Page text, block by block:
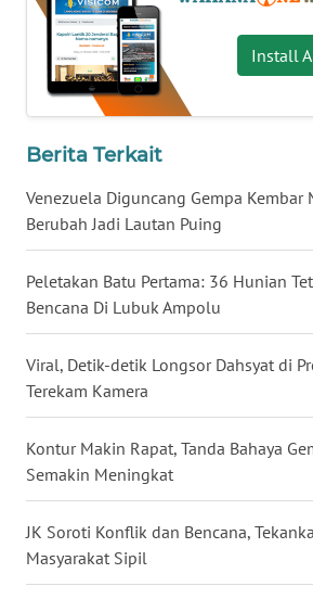
Install
Berita Terkait
Venezuela Diguncang Gempa Kembar
Berubah Jadi Lautan Puing
Peletakan Batu Pertama: 36 Hunian
Bencana Di Lubuk Ampolu
Viral, Detik-detik Longsor Dahsyat di
Terekam Kamera
Kontur Makin Rapat, Tanda Bahaya
Semakin Meningkat
JK Soroti Konflik dan Bencana,
Masyarakat Sipil
WN
KALTARA
KALSEL
WN
KALTIM
WN
SULSEL
WN
GORONTALO
WN
SULUT
WN
MALUKU